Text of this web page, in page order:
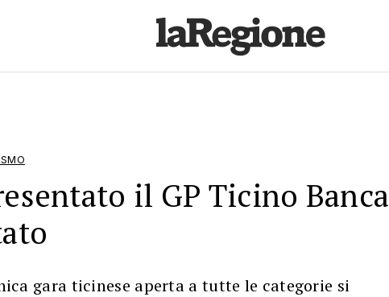
il GP Ticino Banca
gara ticinese aperta a tutte le categorie si